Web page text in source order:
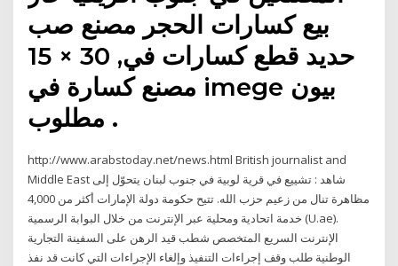
بيع كسارات الحجر مصنع صب
حديد قطع كسارات في, 30 × 15
مصنع كسارة في imege بيون
مطلوب .
http://www.arabstoday.net/news.html British journalist and
Middle East شاهد : تشييع في قرية لوبية في جنوب لبنان يتحوّل إلى
مظاهرة تنال من زعيم حزب الله. تتيح حكومة دولة الإمارات أكثر من 4,000
خدمة اتحادية ومحلية عبر الإنترنت من خلال البوابة الرسمية (U.ae).
الإنترنت السريع المتخصص شطب قيد الرهن على السفينة التجارية
الوطنية طلب وقف إجراءات التنفيذ وإلغاء الإجراءات التي كانت قد نفذ